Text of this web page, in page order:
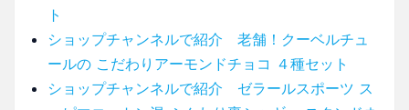
ト
ショップチャンネルで紹介 老舗！クーベルチュ
ールの こだわりアーモンドチョコ ４種セット
ショップチャンネルで紹介 ゼラールスポーツ ス